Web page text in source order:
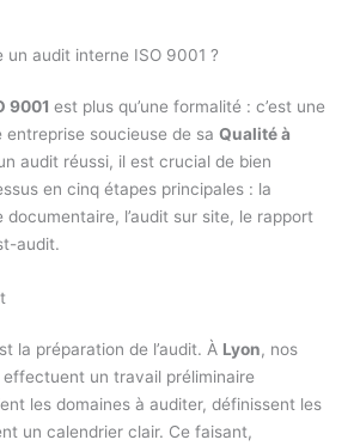
un audit interne ISO 9001 ?
9001est plus qu’une formalité : c’est une
entreprise soucieuse de saQualité à
audit réussi, il est crucial de bien
en cinq étapes principales : la
l’audit sur site, le rapport
audit.
la préparation de l’audit. À Lyon, nos
effectuent un travail préliminaire
les domaines à auditer, définissent les
un calendrier clair. Ce faisant,